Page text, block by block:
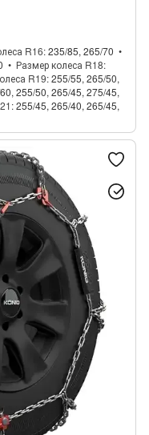
R16 235/85, 265/70
Размер колеса R18
R19 255/55, 265/50,
255/50, 265/45, 275/45,
255/45, 265/40, 265/45,